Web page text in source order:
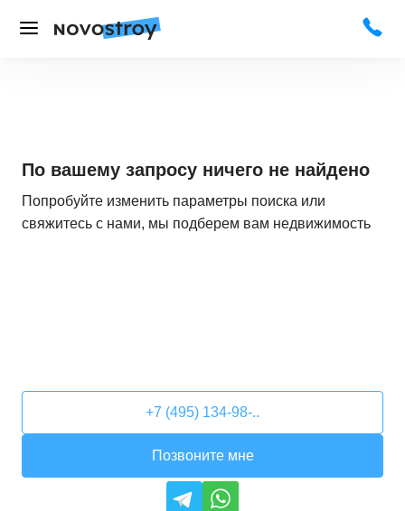
По вашему запросу ничего не найдено
Попробуйте изменить параметры поиска или
свяжитесь с нами, мы подберем вам недвижимость
+7 (495) 134-98-..
Позвоните мне